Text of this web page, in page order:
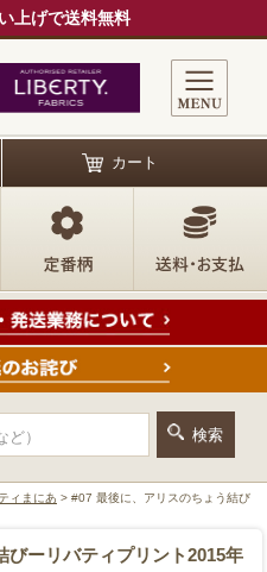
上げで送料無料
カート
ィまにあ > #07 最後に、アリスのちょう結び
びーリバティプリント2015年